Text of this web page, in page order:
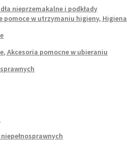
nieprzemakalne i podkłady
pomoce w utrzymaniu higieny, Higiena
Akcesoria pomocne w ubieraniu